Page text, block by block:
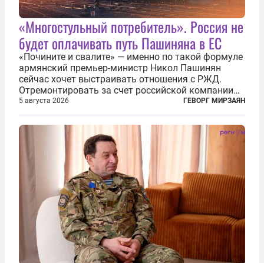
«Многостульный потребитель». Россия не
будет оплачивать путь Пашиняна в ЕС
«Почините и свалите» — именно по такой формуле
армянский премьер-министр Никол Пашинян
сейчас хочет выстраивать отношения с РЖД.
Отремонтировать за счет российской компании
железнодорожную инфраструктуру в районе
прохождения TRIPP (коридора, который должен
связать Азербайджан и Турцию через...
5 августа 2026 ГЕВОРГ МИРЗАЯН